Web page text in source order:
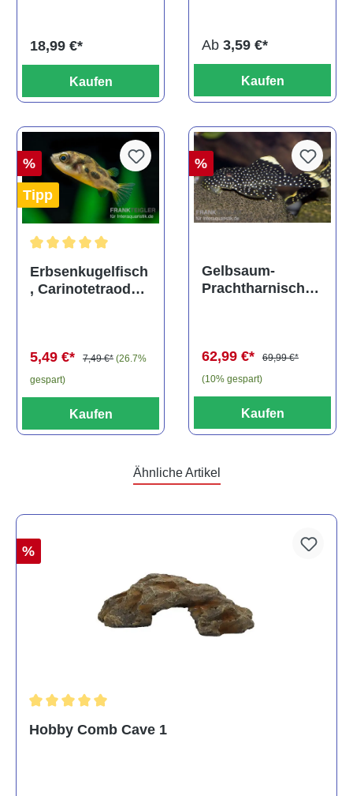
18,99 €*
Kaufen
Ab 3,59 €*
Kaufen
%
Tipp
Durchschnittliche Bewertung von 5 von 5 Sternen
Erbsenkugelfisch
, Carinotetraodon
5,49 €* 7,49 €* (26.7%
gespart)
Kaufen
%
Gelbsaum-
Prachtharnischw
62,99 €*
69,99 €*
(10% gespart)
Kaufen
Ähnliche Artikel
%
Hobby Comb Cave 1